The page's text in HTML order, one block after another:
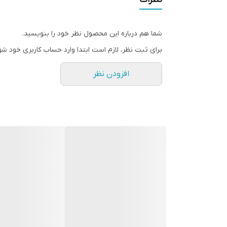
شما هم درباره این محصول نظر خود را بنویسید.
برای ثبت نظر، لازم است ابتدا وارد حساب کاربری خود
افزودن نظر